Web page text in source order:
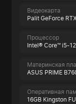
Видеокарта
Palit GeForce
Процессор
Intel® Core™ i5-
Материнская
ASUS PRIME
Оперативная
16GB Kingston